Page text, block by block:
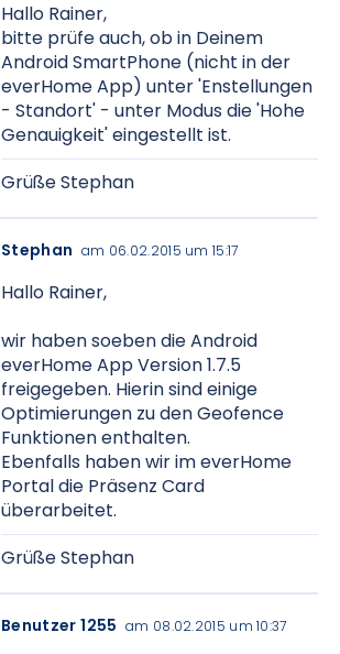
Hallo Rainer,
bitte prüfe auch, ob in Deinem
Android SmartPhone (nicht in der
everHome App) unter 'Enstellungen
- Standort' - unter Modus die 'Hohe
Genauigkeit' eingestellt ist.
Grüße Stephan
Stephan am 06.02.2015 um 15:17
Hallo Rainer,
wir haben soeben die Android
everHome App Version 1.7.5
freigegeben. Hierin sind einige
Optimierungen zu den Geofence
Funktionen enthalten.
Ebenfalls haben wir im everHome
Portal die Präsenz Card
überarbeitet.
Grüße Stephan
Benutzer 1255 am 08.02.2015 um 10:37